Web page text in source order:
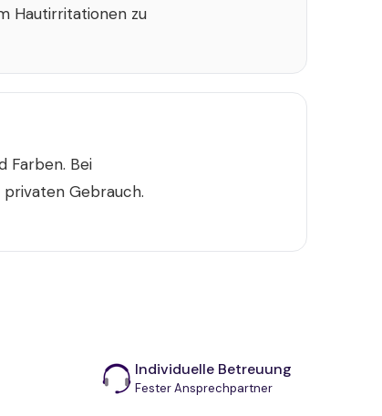
Hautirritationen zu
Farben. Bei
Gebrauch.
Individuelle Betreuung
Fester Ansprechpartner